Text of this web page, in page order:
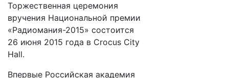
Торжественная церемония
вручения Национальной премии
«Радиомания-2015» состоится
26 июня 2015 года в Crocus City
Hall.
Впервые Российская академия